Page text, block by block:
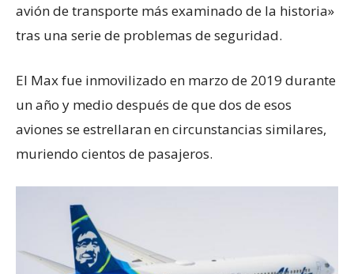
avión de transporte más examinado de la historia»
tras una serie de problemas de seguridad.
El Max fue inmovilizado en marzo de 2019 durante
un año y medio después de que dos de esos
aviones se estrellaran en circunstancias similares,
muriendo cientos de pasajeros.